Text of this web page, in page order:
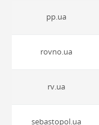
pp.ua
rovno.ua
rv.ua
sebastopol.ua